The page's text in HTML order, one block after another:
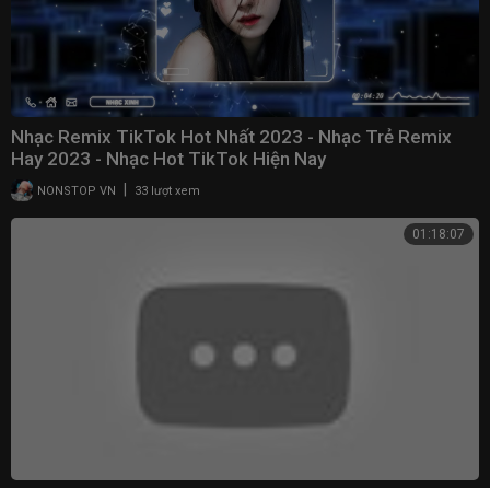
Nhạc Remix TikTok Hot Nhất 2023 - Nhạc Trẻ Remix
Hay 2023 - Nhạc Hot TikTok Hiện Nay
NONSTOP VN 33 lượt xem
01:18:07